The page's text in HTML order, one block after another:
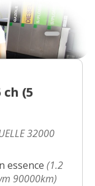
ch (5
32000
essence(1.2
90000km)